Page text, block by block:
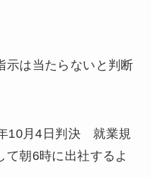
示は当たらないと判断
10月4日判決 就業規
て朝6時に出社するよ